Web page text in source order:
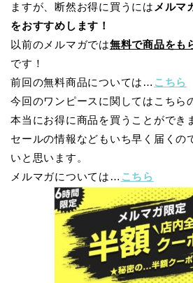
ますが、断然お得に買うには メルマ
をおすすめします！
以前のメルマガでは無料で商品をも
です！
前回の無料商品については… こちら
今回のワンピースに関してはこちら
本当にお得に商品を買うことができ
セールの情報などもいち早く届くの
いと思います。
メルマガについては… こちら